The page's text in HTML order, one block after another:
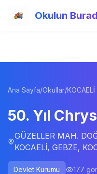
Okulun
Okullar
Haberler
Blog
Hakkımızda
Ana Sayfa/Okullar/KOCAELİ
50. Yıl
GÜZELLER MAH.
KOCAELİ, GEBZE,
Devlet Kurumu 177